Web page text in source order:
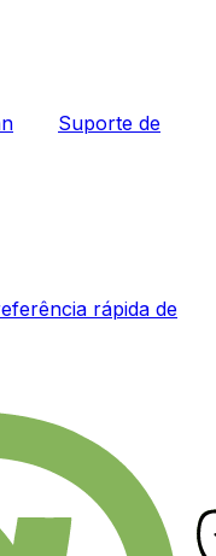
Suporte de
rápida de